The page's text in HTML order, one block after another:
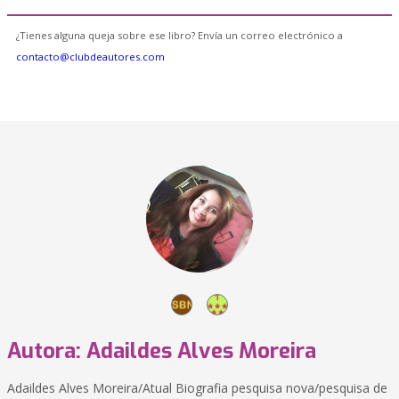
¿Tienes alguna queja sobre ese libro? Envía un correo electrónico a
contacto@clubdeautores.com
Autora: Adaildes Alves Moreira
Adaildes Alves Moreira/Atual Biografia pesquisa nova/pesquisa de